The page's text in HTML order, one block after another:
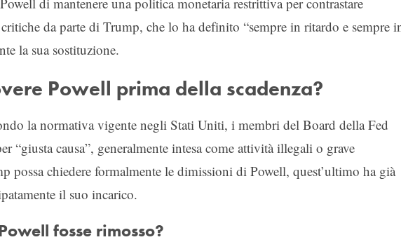
da parte di Trump, che lo ha definito “sempre in ritardo e sempre
la sua sostituzione.
Powell prima della scadenza?
la normativa vigente negli Stati Uniti, i membri del Board della Fed
“giusta causa”, generalmente intesa come attività illegali o grave
possa chiedere formalmente le dimissioni di Powell, quest’ultimo ha già
il suo incarico.
fosse rimosso?